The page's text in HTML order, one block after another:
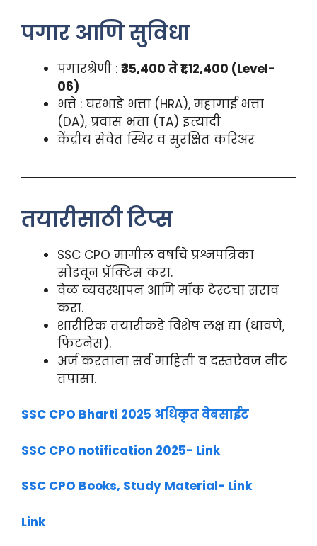
पगार आणि सुविधा
पगारश्रेणी : ₹35,400 ते ₹1,12,400 (Level-
06)
भत्ते : घरभाडे भत्ता (HRA), महागाई भत्ता
(DA), प्रवास भत्ता (TA) इत्यादी
केंद्रीय सेवेत स्थिर व सुरक्षित करिअर
तयारीसाठी टिप्स
SSC CPO मागील वर्षांचे प्रश्नपत्रिका
सोडवून प्रॅक्टिस करा.
वेळ व्यवस्थापन आणि मॉक टेस्टचा सराव
करा.
शारीरिक तयारीकडे विशेष लक्ष द्या (धावणे,
फिटनेस).
अर्ज करताना सर्व माहिती व दस्तऐवज नीट
तपासा.
SSC CPO Bharti 2025 अधिकृत वेबसाईट
SSC CPO notification 2025- Link
SSC CPO Books, Study Material- Link
Link